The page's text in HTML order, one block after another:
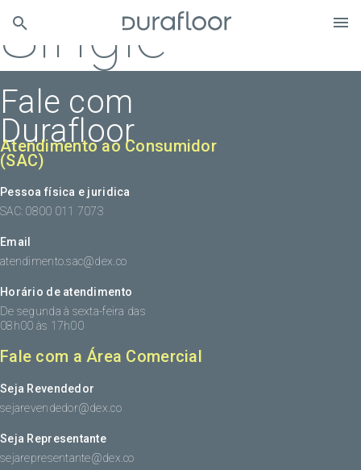
Single
Fale com
Durafloor
Atendimento ao Consumidor
(SAC)
Pessoa física e juridica
SAC: 0800 011 7073
Email
atendimento.sac@dex.co
Horário de atendimento
De segunda à sexta-feira das
08h00 às 17h00
Fale com a Área Comercial
Seja Revendedor
sejarevendedor@dex.co
Seja Representante
sejarepresentante@dex.co